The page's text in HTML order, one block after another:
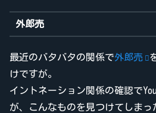
外郎売
最近のバタバタの関係で外郎売
けですが。
イントネーション関係の確認で
が、こんなものを見つけてしまっ